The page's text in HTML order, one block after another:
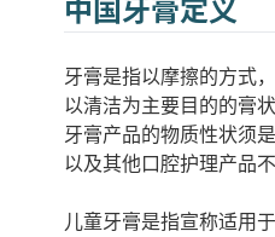
中国牙膏定义
牙膏是指以摩擦的方式
以清洁为主要目的的膏
牙膏产品的物质性状须
以及其他口腔护理产品不
儿童牙膏是指宣称适用